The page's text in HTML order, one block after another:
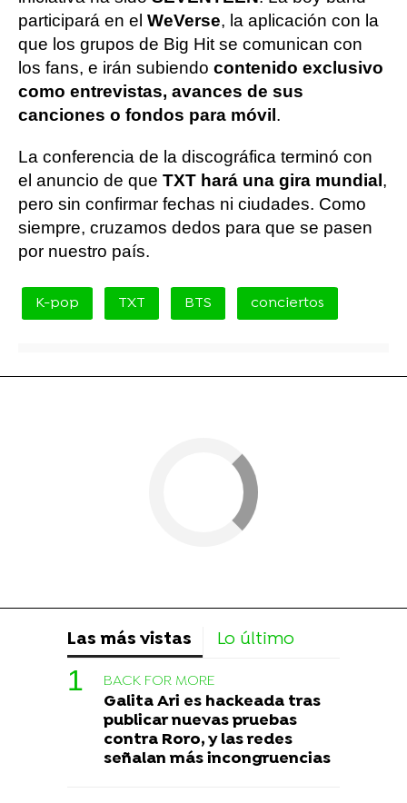
participará en el WeVerse, la aplicación con la
que los grupos de Big Hit se comunican con
los fans, e irán subiendo contenido exclusivo
como entrevistas, avances de sus
canciones o fondos para móvil.
La conferencia de la discográfica terminó con
el anuncio de que TXT hará una gira mundial,
pero sin confirmar fechas ni ciudades. Como
siempre, cruzamos dedos para que se pasen
por nuestro país.
K-pop TXT BTS conciertos
Las más vistas Lo último
BACK FOR MORE
Galita Ari es hackeada tras
publicar nuevas pruebas
contra Roro, y las redes
señalan más incongruencias